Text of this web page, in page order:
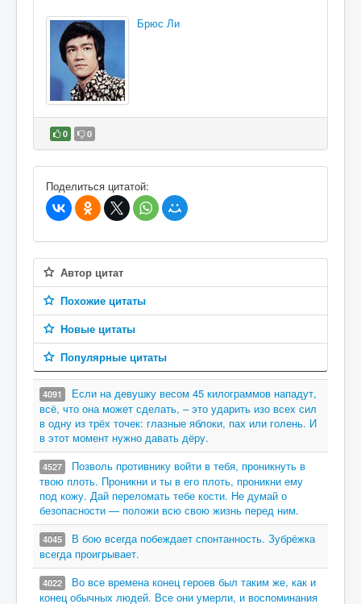
Брюс Ли
0 0
В избранное
Поделиться цитатой:
Автор цитат
Похожие цитаты
Новые цитаты
Популярные цитаты
4091
Если на девушку весом 45 килограммов нападут,
всё, что она может сделать, – это ударить изо всех сил
в одну из трёх точек: глазные яблоки, пах или голень. И
в этот момент нужно давать дёру.
4527
Позволь противнику войти в тебя, проникнуть в
твою плоть. Проникни и ты в его плоть, проникни ему
под кожу. Дай переломать тебе кости. Не думай о
безопасности — положи всю свою жизнь перед ним.
4045
В бою всегда побеждает спонтанность. Зубрёжка
всегда проигрывает.
4022
Во все времена конец героев был таким же, как и
конец обычных людей. Все они умерли, и воспоминания